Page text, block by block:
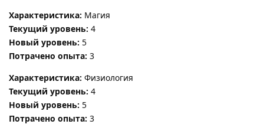
Характеристика: Магия
Текущий уровень: 4
Новый уровень: 5
Потрачено опыта: 3
Характеристика: Физиология
Текущий уровень: 4
Новый уровень: 5
Потрачено опыта: 3